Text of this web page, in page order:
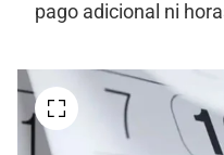
pago adicional ni